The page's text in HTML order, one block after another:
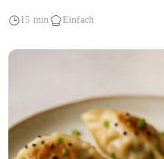
15 min Einfach